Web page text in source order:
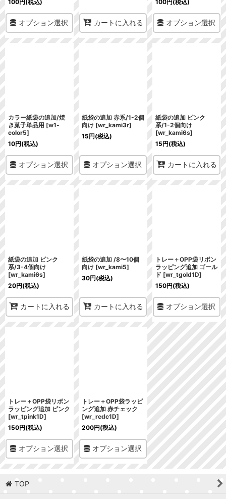
100円(税込)
オプション選択 カートに入れる
100円(税込)
オプション選択
カラー紙袋の追加/焼
き菓子単品用 [w1-
color5]
10円(税込)
オプション選択
紙袋の追加 赤系/1-2個
向け [wr_kami3r]
15円(税込)
オプション選択
紙袋の追加 ピンク
系/1-2個向け
[wr_kami6s]
15円(税込)
カートに入れる
紙袋の追加 ピンク
系/3-4個向け
[wr_kami6s]
20円(税込)
カートに入れる
紙袋の追加 /8〜10個
向け [wr_kami5]
30円(税込)
カートに入れる
トレー＋OPP袋リボン
ラッピング追加 ゴール
ド [wr_tgold1D]
150円(税込)
オプション選択
トレー＋OPP袋リボン
ラッピング追加 ピンク
[wr_tpink1D]
150円(税込)
オプション選択
トレー＋OPP袋ラッピ
ング追加 赤チェック
[wr_redc1D]
200円(税込)
オプション選択
TOP